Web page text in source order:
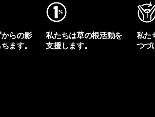
らの影
ます。
私たちは草の根活動を
支援します。
私た
つづ